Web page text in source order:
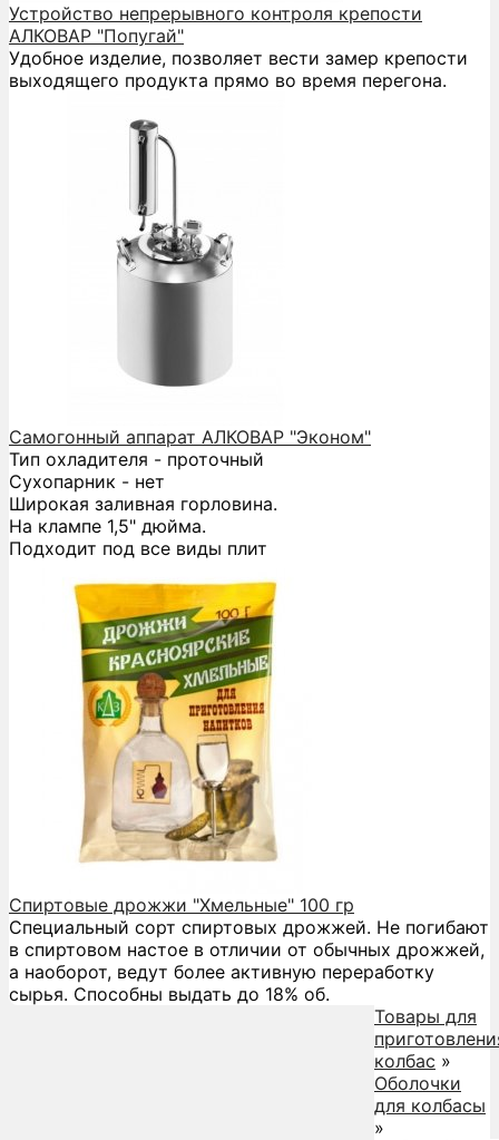
Устройство непрерывного контроля крепости
АЛКОВАР "Попугай"
Удобное изделие, позволяет вести замер крепости
выходящего продукта прямо во время перегона.
Самогонный аппарат АЛКОВАР "Эконом"
Тип охладителя - проточный
Сухопарник - нет
Широкая заливная горловина.
На клампе 1,5" дюйма.
Подходит под все виды плит
Спиртовые дрожжи "Хмельные" 100 гр
Специальный сорт спиртовых дрожжей. Не погибают
в спиртовом настое в отличии от обычных дрожжей,
а наоборот, ведут более активную переработку
сырья. Способны выдать до 18% об.
Товары для
колбас »
Оболочки
для колбасы
»